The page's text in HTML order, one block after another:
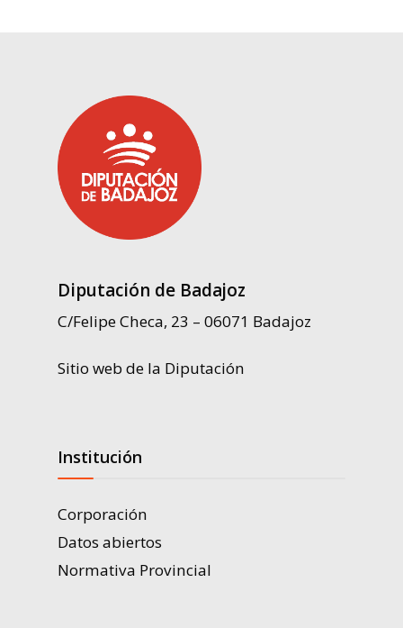
Diputación de Badajoz
C/Felipe Checa, 23 – 06071 Badajoz
Sitio web de la Diputación
Institución
Corporación
Datos abiertos
Normativa Provincial